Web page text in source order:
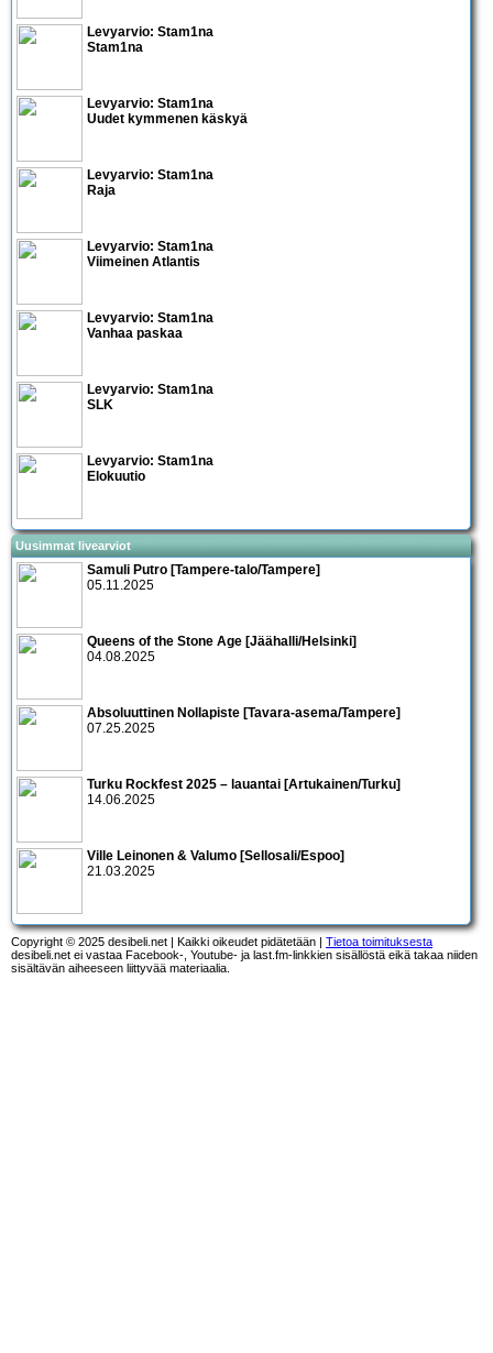
Levyarvio: Stam1na
Stam1na
Levyarvio: Stam1na
Uudet kymmenen käskyä
Levyarvio: Stam1na
Raja
Levyarvio: Stam1na
Viimeinen Atlantis
Levyarvio: Stam1na
Vanhaa paskaa
Levyarvio: Stam1na
SLK
Levyarvio: Stam1na
Elokuutio
Uusimmat livearviot
Samuli Putro [Tampere-talo/Tampere]
05.11.2025
Queens of the Stone Age [Jäähalli/Helsinki]
04.08.2025
Absoluuttinen Nollapiste [Tavara-asema/Tampere]
07.25.2025
Turku Rockfest 2025 – lauantai [Artukainen/Turku]
14.06.2025
Ville Leinonen & Valumo [Sellosali/Espoo]
21.03.2025
Copyright © 2025 desibeli.net | Kaikki oikeudet pidätetään | Tietoa toimituksesta
desibeli.net ei vastaa Facebook-, Youtube- ja last.fm-linkkien sisällöstä eikä takaa niiden
sisältävän aiheeseen liittyvää materiaalia.